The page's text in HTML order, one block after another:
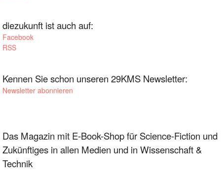
diezukunft ist auch auf:
Facebook
RSS
Kennen Sie schon unseren 29KMS Newsletter:
Newsletter abonnieren
Das Magazin mit E-Book-Shop für Science-Fiction und
Zukünftiges in allen Medien und in Wissenschaft &
Technik